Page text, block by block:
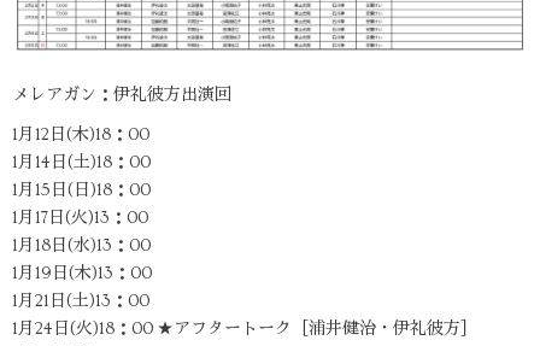
メレアガン：伊礼彼方出演回
1月12日(木)18：00
1月14日(土)18：00
1月15日(日)18：00
1月17日(火)13：00
1月18日(水)13：00
1月19日(木)13：00
1月21日(土)13：00
1月24日(火)18：00 ★アフタートーク［浦井健治・伊礼彼方］